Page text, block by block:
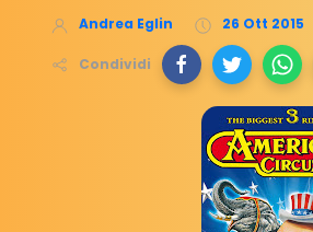
Andrea Eglin 26 Ott 2015
Condividi